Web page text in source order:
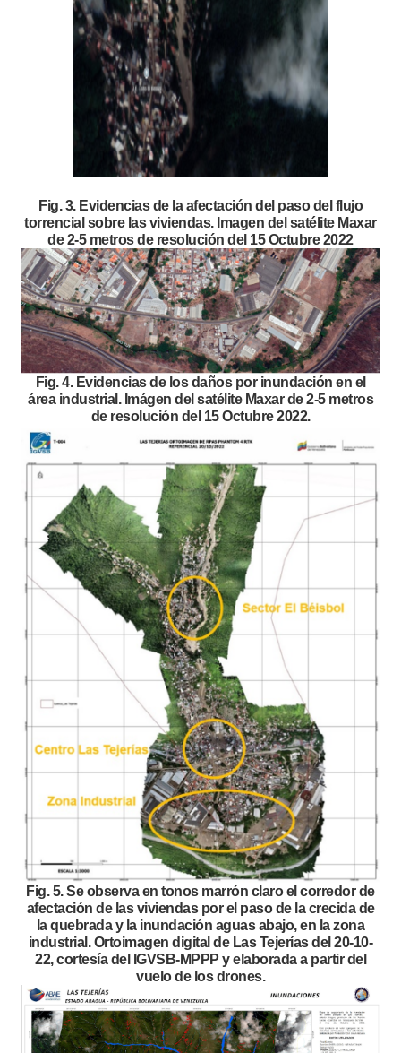
Fig. 3. Evidencias de la afectación del paso del flujo
torrencial sobre las viviendas. Imagen del satélite Maxar
de 2-5 metros de resolución del 15 Octubre 2022
Fig. 4. Evidencias de los daños por inundación en el
área industrial. Imágen del satélite Maxar de 2-5 metros
de resolución del 15 Octubre 2022.
Fig. 5. Se observa en tonos marrón claro el corredor de
afectación de las viviendas por el paso de la crecida de
la quebrada y la inundación aguas abajo, en la zona
industrial. Ortoimagen digital de Las Tejerías del 20-10-
22, cortesía del IGVSB-MPPP y elaborada a partir del
vuelo de los drones.